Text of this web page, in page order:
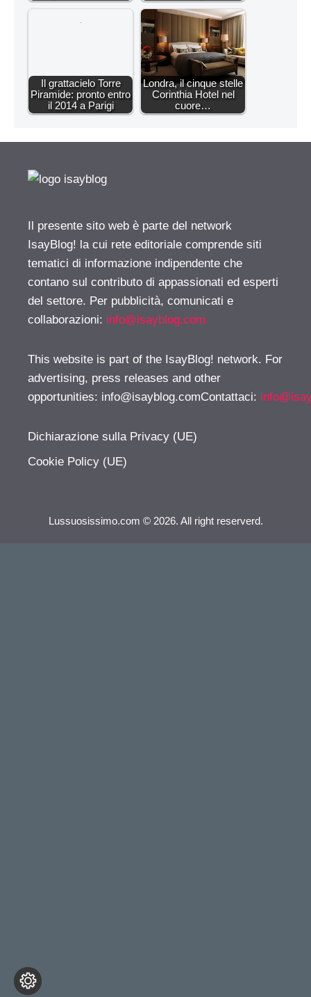
Il grattacielo Torre
Piramide: pronto entro
il 2014 a Parigi
Londra, il cinque stelle
Corinthia Hotel nel
cuore…
Il presente sito web è parte del network
IsayBlog! la cui rete editoriale comprende siti
tematici di informazione indipendente che
contano sul contributo di appassionati ed esperti
del settore. Per pubblicità, comunicati e
collaborazioni: info@isayblog.com
This website is part of the IsayBlog! network. For
advertising, press releases and other
opportunities: info@isayblog.comContattaci:
Dichiarazione sulla Privacy (UE)
Cookie Policy (UE)
Lussuosissimo.com © 2026. All right reserverd.